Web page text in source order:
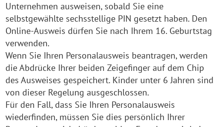
Unternehmen ausweisen, sobald Sie eine
selbstgewählte sechsstellige PIN gesetzt haben. Den
Online-Ausweis dürfen Sie nach Ihrem 16. Geburtstag
verwenden.
Wenn Sie Ihren Personalausweis beantragen, werden
die Abdrücke Ihrer beiden Zeigefinger auf dem Chip
des Ausweises gespeichert. Kinder unter 6 Jahren sind
von dieser Regelung ausgeschlossen.
Für den Fall, dass Sie Ihren Personalausweis
wiederfinden, müssen Sie dies persönlich Ihrer